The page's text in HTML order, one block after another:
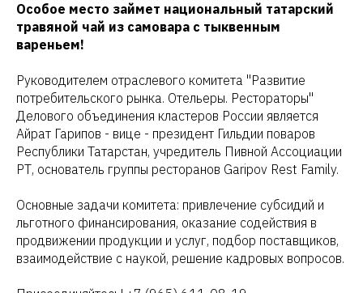
Особое место займет национальный татарский
травяной чай из самовара с тыквенным
вареньем!
Руководителем отраслевого комитета "Развитие
потребительского рынка. Отельеры. Рестораторы"
Делового объединения кластеров России является
Айрат Гарипов - вице - президент Гильдии поваров
Республики Татарстан, учредитель Пивной Ассоциации
РТ, основатель группы ресторанов Garipov Rest Family.
Основные задачи комитета: привлечение субсидий и
льготного финансирования, оказание содействия в
продвижении продукции и услуг, подбор поставщиков,
взаимодействие с наукой, решение кадровых вопросов.